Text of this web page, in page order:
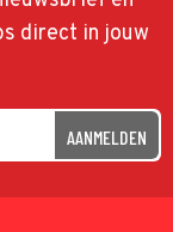
direct in jouw
AANMELDEN